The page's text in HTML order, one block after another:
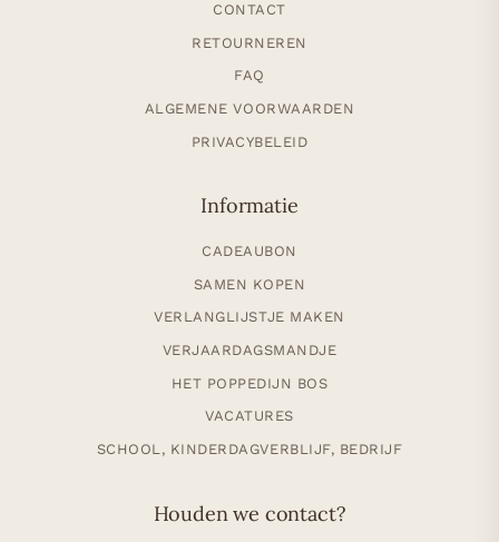
CONTACT
RETOURNEREN
FAQ
ALGEMENE VOORWAARDEN
PRIVACYBELEID
Informatie
CADEAUBON
SAMEN KOPEN
VERLANGLIJSTJE MAKEN
VERJAARDAGSMANDJE
HET POPPEDIJN BOS
VACATURES
SCHOOL, KINDERDAGVERBLIJF, BEDRIJF
Houden we contact?